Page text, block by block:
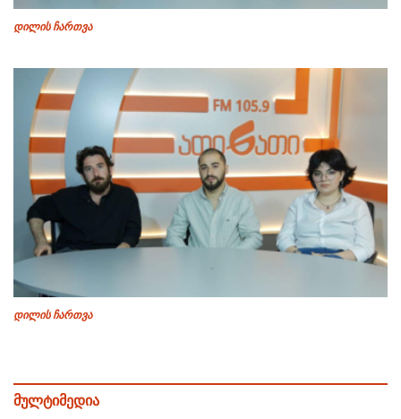
დილის ჩართვა
დილის ჩართვა
მულტიმედია